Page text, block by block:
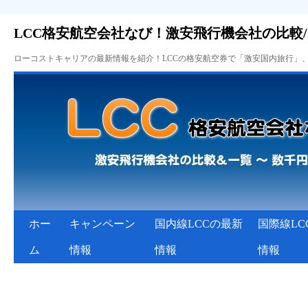
LCC格安航空会社なび！激安飛行機会社の比較
ローコストキャリアの最新情報を紹介！LCCの格安航空券で「激安国内旅行
ホー
ム
キャンペーン
情報
国内線LCCの最新
情報
国際線
情報